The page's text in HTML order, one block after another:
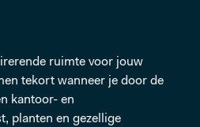
ruimte voor jouw
tekort wanneer je door de
kantoor- en
planten en gezellige